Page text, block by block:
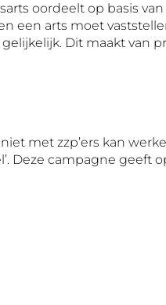
oordeelt op basis
een arts moet
Dit maakt van
met zzp’ers kan
Deze campagne geeft